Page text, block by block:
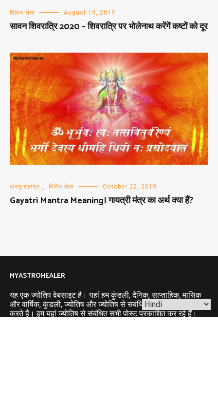
विविध-लेख August 19, 2019
सावन शिवरात्रि 2020 – शिवरात्रि पर भोलेनाथ करेंगें कष्टों को दूर
वास्तु शास्त्र , विविध-लेख October 22, 2019
Gayatri Mantra Meaning| गायत्री मंत्र का अर्थ क्या हैं?
MYASTROHEALER
यह एक ज्योतिष वेबसाइट है। यहां हम कुंडली, दैनिक, साप्ताहिक, मासिक
और वार्षिक, कुंडली, ज्योतिष और ज्योतिष से संबंधित कई और चीजें अपडेट
करते हैं। हम यहां ज्योतिष से संबंधित सभी पोस्ट प्रकाशित कर रहे हैं।